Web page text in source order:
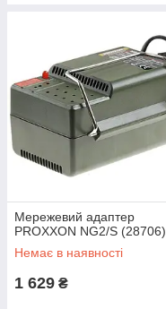
Мережевий адаптер
PROXXON NG2/S (28706)
Немає в наявності
1 629 ₴